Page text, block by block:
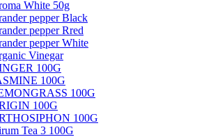
White 50g
pepper Black
pepper Rred
pepper White
Vinegar
100G
100G
100G
100G
100G
Tea 3 100G